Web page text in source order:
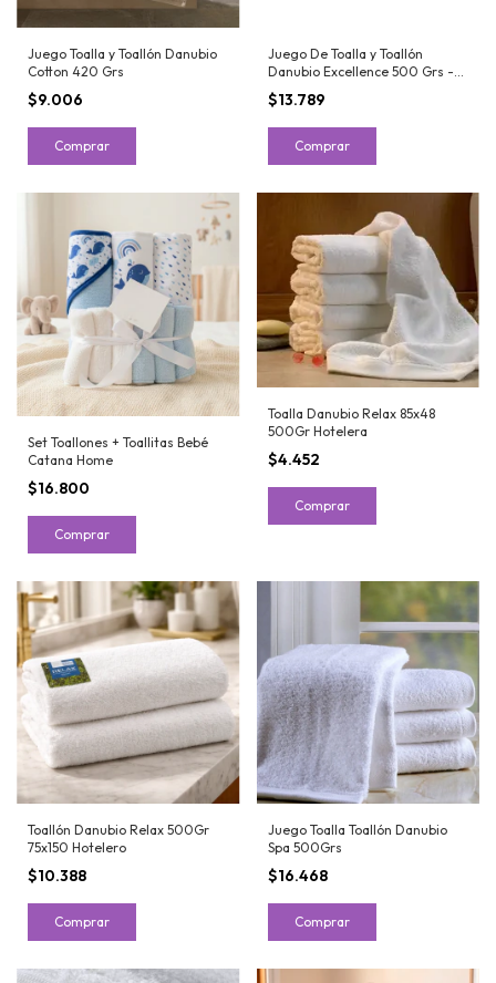
Juego Toalla y Toallón Danubio
Cotton 420 Grs
$9.006
Comprar
Juego De Toalla y Toallón
Danubio Excellence 500 Grs -
Bolsa PVC
$13.789
Comprar
Set Toallones + Toallitas Bebé
Catana Home
$16.800
Comprar
Toalla Danubio Relax 85x48
500Gr Hotelera
$4.452
Comprar
Toallón Danubio Relax 500Gr
75x150 Hotelero
$10.388
Comprar
Juego Toalla Toallón Danubio
Spa 500Grs
$16.468
Comprar